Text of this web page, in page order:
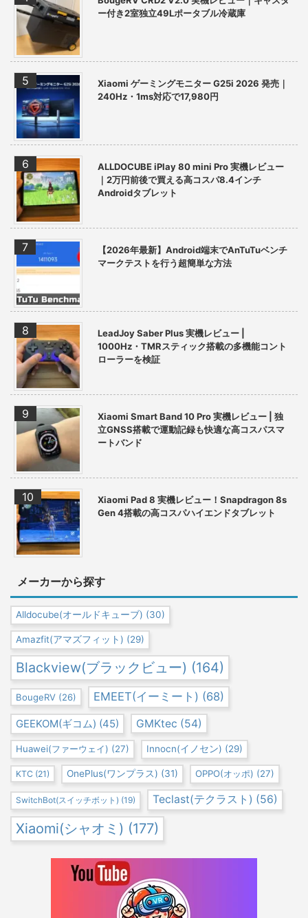
ー付き2室独立49Lポータブル冷蔵庫
Xiaomi ゲーミングモニター G25i 2026 発売｜
240Hz・1ms対応で17,980円
ALLDOCUBE iPlay 80 mini Pro 実機レビュー
｜2万円前後で買える高コスパ8.4インチ
Androidタブレット
【2026年最新】Android端末でAnTuTuベンチ
マークテストを行う超簡単な方法
LeadJoy Saber Plus 実機レビュー |
1000Hz・TMRスティック搭載の多機能コント
ローラーを検証
Xiaomi Smart Band 10 Pro 実機レビュー | 独
立GNSS搭載で運動記録も快適な高コスパスマ
ートバンド
Xiaomi Pad 8 実機レビュー！Snapdragon 8s
Gen 4搭載の高コスパハイエンドタブレット
メーカーから探す
Alldocube(オールドキューブ) (30)
Amazfit(アマズフィット) (29)
Blackview(ブラックビュー) (164)
BougeRV (26) EMEET(イーミート) (68)
GEEKOM(ギコム) (45) GMKtec (54)
Huawei(ファーウェイ) (27) Innocn(イノセン) (29)
KTC (21) OnePlus(ワンプラス) (31) OPPO(オッポ) (27)
SwitchBot(スイッチボット) (19) Teclast(テクラスト) (56)
Xiaomi(シャオミ) (177)